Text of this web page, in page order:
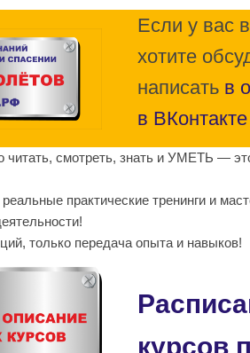
Если у вас
хотите
написать в
в
читать, смотреть, знать и УМЕТЬ —
практические тренинги и
только передача опыта и навыков!
курсов